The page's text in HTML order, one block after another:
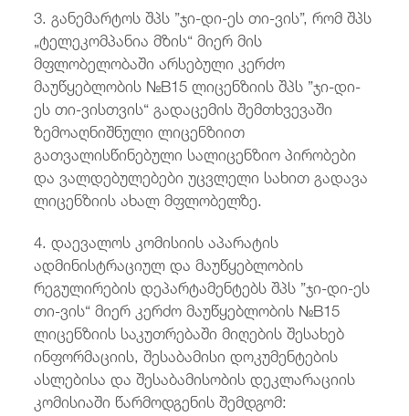
3. განემარტოს შპს ”ჯი-დი-ეს თი-ვის”, რომ შპს
„ტელეკომპანია მზის“ მიერ მის
მფლობელობაში არსებული კერძო
მაუწყებლობის №B15 ლიცენზიის შპს ”ჯი-დი-
ეს თი-ვისთვის“ გადაცემის შემთხვევაში
ზემოაღნიშნული ლიცენზიით
გათვალისწინებული სალიცენზიო პირობები
და ვალდებულებები უცვლელი სახით გადავა
ლიცენზიის ახალ მფლობელზე.
4. დაევალოს კომისიის აპარატის
ადმინისტრაციულ და მაუწყებლობის
რეგულირების დეპარტამენტებს შპს ”ჯი-დი-ეს
თი-ვის“ მიერ კერძო მაუწყებლობის №B15
ლიცენზიის საკუთრებაში მიღების შესახებ
ინფორმაციის, შესაბამისი დოკუმენტების
ასლებისა და შესაბამისობის დეკლარაციის
კომისიაში წარმოდგენის შემდგომ: